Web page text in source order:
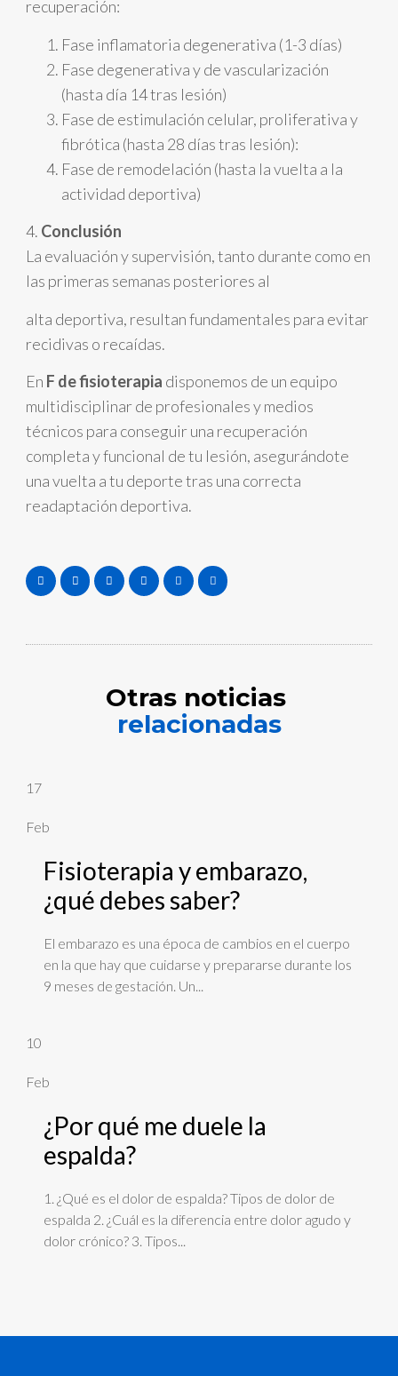
recuperación:
Fase inflamatoria degenerativa (1-3 días)
Fase degenerativa y de vascularización
(hasta día 14 tras lesión)
Fase de estimulación celular, proliferativa y
fibrótica (hasta 28 días tras lesión):
Fase de remodelación (hasta la vuelta a la
actividad deportiva)
4. Conclusión
La evaluación y supervisión, tanto durante como en
las primeras semanas posteriores al
alta deportiva, resultan fundamentales para evitar
recidivas o recaídas.
En F de fisioterapia disponemos de un equipo
multidisciplinar de profesionales y medios
técnicos para conseguir una recuperación
completa y funcional de tu lesión, asegurándote
una vuelta a tu deporte tras una correcta
readaptación deportiva.
Otras noticias
relacionadas
17
Feb
Fisioterapia y embarazo,
¿qué debes saber?
El embarazo es una época de cambios en el cuerpo
en la que hay que cuidarse y prepararse durante los
9 meses de gestación. Un...
10
Feb
¿Por qué me duele la
espalda?
1. ¿Qué es el dolor de espalda? Tipos de dolor de
espalda 2. ¿Cuál es la diferencia entre dolor agudo y
dolor crónico? 3. Tipos...